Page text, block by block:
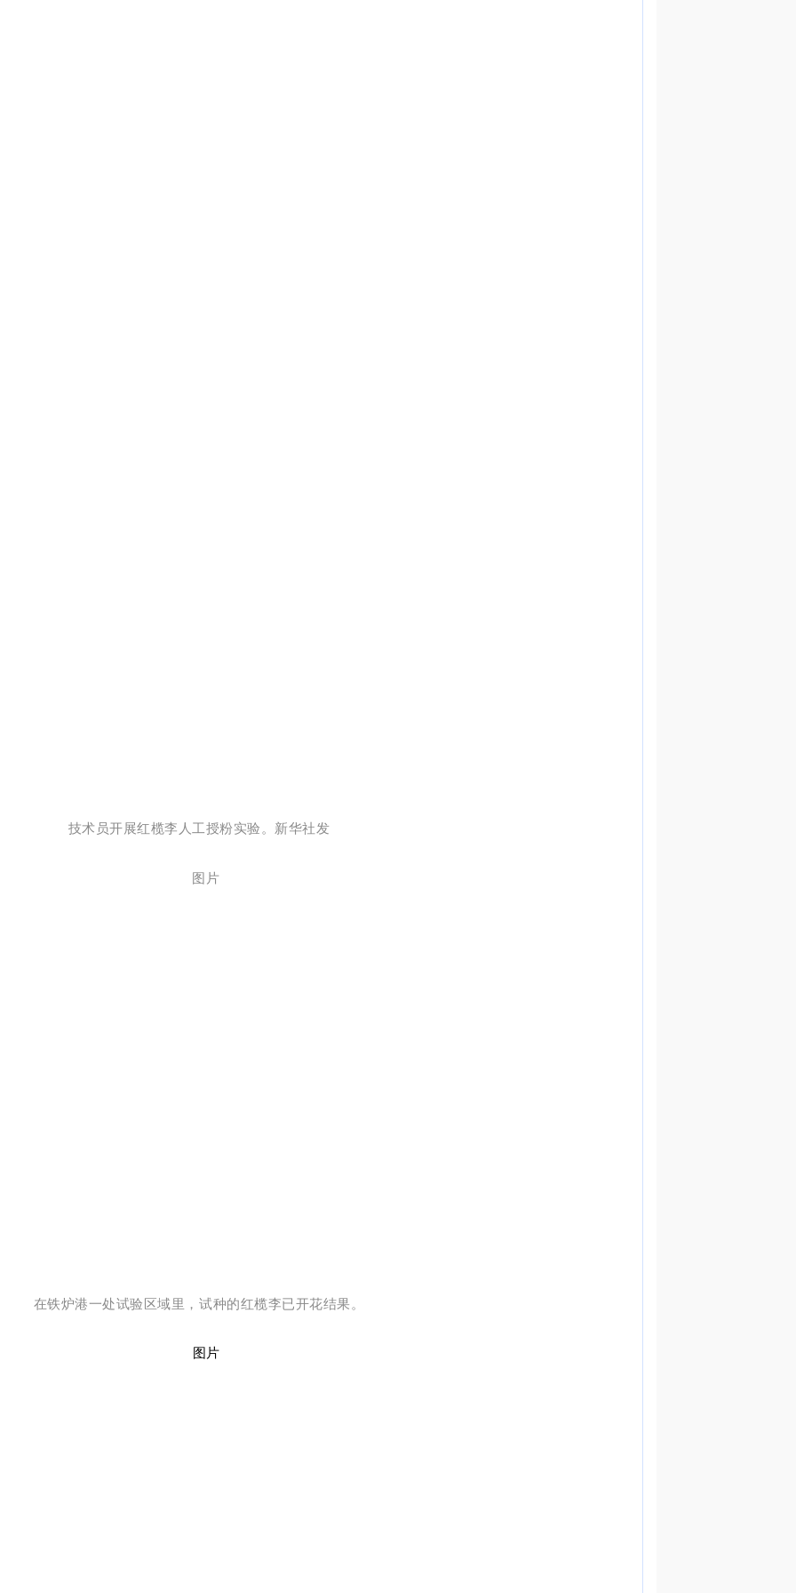
技术员开展红榄李人工授粉实验。新华社发
在铁炉港一处试验区域里，试种的红榄李已开花结果。